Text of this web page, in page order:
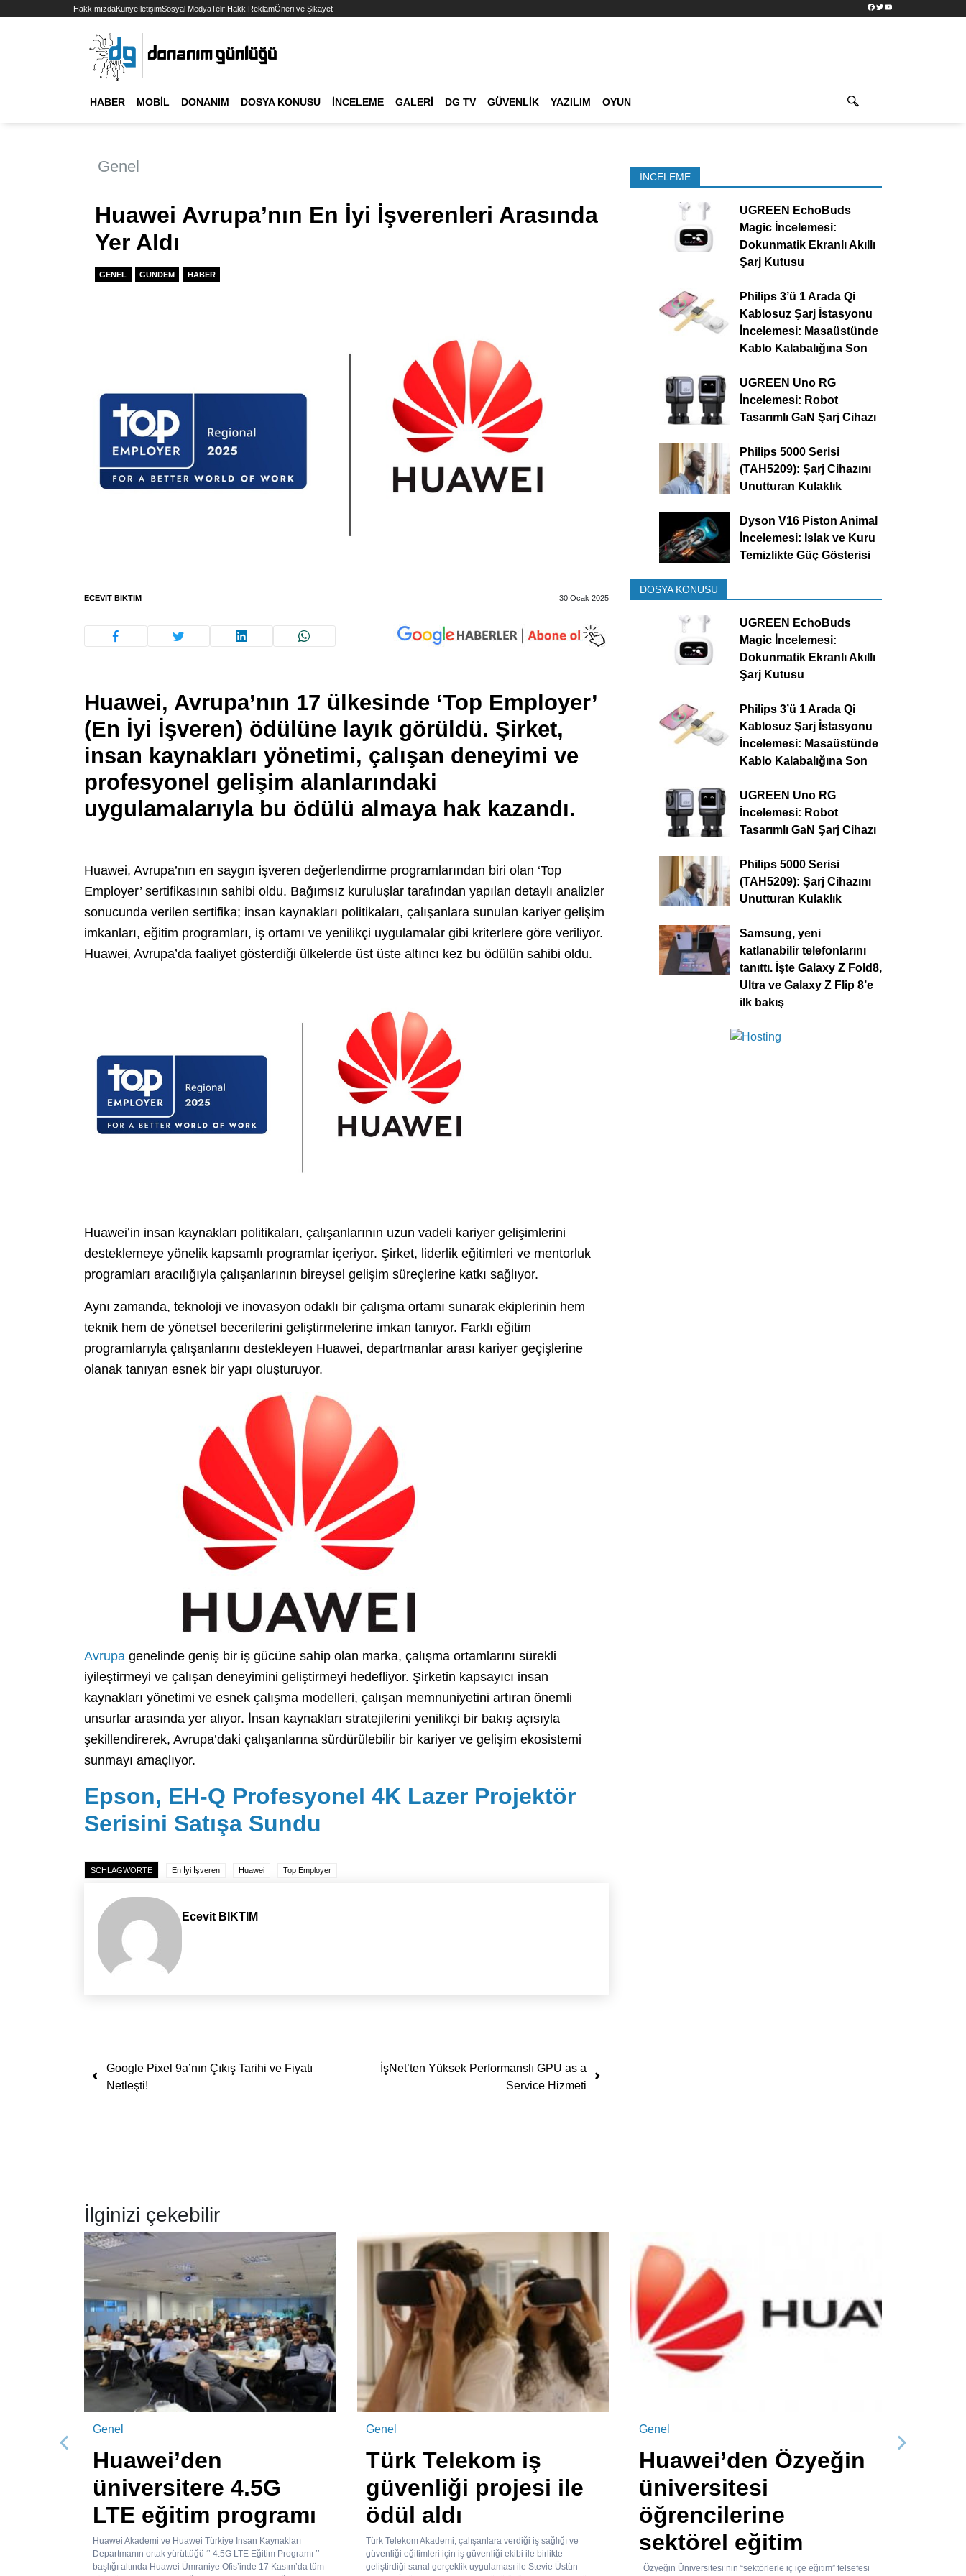
HakkımızdaKünyeİletişimSosyal MedyaTelif HakkıReklamÖneri ve Şikayet Facebook
TwitterYouTube
HABER MOBIL DONANIM DOSYA KONUSU İNCELEME GALERI DG TV GÜVENLIK YAZILIM OYUN
Genel
Huawei Avrupa’nın En İyi İşverenleri Arasında
Yer Aldı
GENEL GUNDEM HABER
ECEVIT BIKTIM 30 Ocak 2025
Huawei, Avrupa’nın 17 ülkesinde ‘Top Employer’
(En İyi İşveren) ödülüne layık görüldü. Şirket,
insan kaynakları yönetimi, çalışan deneyimi ve
profesyonel gelişim alanlarındaki
uygulamalarıyla bu ödülü almaya hak kazandı.
Huawei, Avrupa’nın en saygın işveren değerlendirme programlarından biri olan ‘Top
Employer’ sertifikasının sahibi oldu. Bağımsız kuruluşlar tarafından yapılan detaylı analizler
sonucunda verilen sertifika; insan kaynakları politikaları, çalışanlara sunulan kariyer gelişim
imkanları, eğitim programları, iş ortamı ve yenilikçi uygulamalar gibi kriterlere göre veriliyor.
Huawei, Avrupa’da faaliyet gösterdiği ülkelerde üst üste altıncı kez bu ödülün sahibi oldu.
Huawei’in insan kaynakları politikaları, çalışanlarının uzun vadeli kariyer gelişimlerini
desteklemeye yönelik kapsamlı programlar içeriyor. Şirket, liderlik eğitimleri ve mentorluk
programları aracılığıyla çalışanlarının bireysel gelişim süreçlerine katkı sağlıyor.
Aynı zamanda, teknoloji ve inovasyon odaklı bir çalışma ortamı sunarak ekiplerinin hem
teknik hem de yönetsel becerilerini geliştirmelerine imkan tanıyor. Farklı eğitim
programlarıyla çalışanlarını destekleyen Huawei, departmanlar arası kariyer geçişlerine
olanak tanıyan esnek bir yapı oluşturuyor.
Avrupa genelinde geniş bir iş gücüne sahip olan marka, çalışma ortamlarını sürekli
iyileştirmeyi ve çalışan deneyimini geliştirmeyi hedefliyor. Şirketin kapsayıcı insan
kaynakları yönetimi ve esnek çalışma modelleri, çalışan memnuniyetini artıran önemli
unsurlar arasında yer alıyor. İnsan kaynakları stratejilerini yenilikçi bir bakış açısıyla
şekillendirerek, Avrupa’daki çalışanlarına sürdürülebilir bir kariyer ve gelişim ekosistemi
sunmayı amaçlıyor.
Epson, EH-Q Profesyonel 4K Lazer Projektör
Serisini Satışa Sundu
SCHLAGWORTE En İyi İşveren Huawei Top Employer
Ecevit BIKTIM
Yazı dolaşımı
Google Pixel 9a’nın Çıkış Tarihi ve Fiyatı
Netleşti!
İşNet’ten Yüksek Performanslı GPU as a
Service Hizmeti
İNCELEME
UGREEN EchoBuds
Magic İncelemesi:
Dokunmatik Ekranlı Akıllı
Şarj Kutusu
Philips 3’ü 1 Arada Qi
Kablosuz Şarj İstasyonu
İncelemesi: Masaüstünde
Kablo Kalabalığına Son
UGREEN Uno RG
İncelemesi: Robot
Tasarımlı GaN Şarj Cihazı
Philips 5000 Serisi
(TAH5209): Şarj Cihazını
Unutturan Kulaklık
Dyson V16 Piston Animal
İncelemesi: Islak ve Kuru
Temizlikte Güç Gösterisi
DOSYA KONUSU
UGREEN EchoBuds
Magic İncelemesi:
Dokunmatik Ekranlı Akıllı
Şarj Kutusu
Philips 3’ü 1 Arada Qi
Kablosuz Şarj İstasyonu
İncelemesi: Masaüstünde
Kablo Kalabalığına Son
UGREEN Uno RG
İncelemesi: Robot
Tasarımlı GaN Şarj Cihazı
Philips 5000 Serisi
(TAH5209): Şarj Cihazını
Unutturan Kulaklık
Samsung, yeni
katlanabilir telefonlarını
tanıttı. İşte Galaxy Z Fold8,
Ultra ve Galaxy Z Flip 8’e
ilk bakış
İlginizi çekebilir
Genel
Huawei’den
üniversitere 4.5G
LTE eğitim programı
Huawei Akademi ve Huawei Türkiye İnsan Kaynakları
Departmanın ortak yürüttüğü ‘’ 4.5G LTE Eğitim Programı ’’
başlığı altında Huawei Ümraniye Ofis’inde 17 Kasım’da tüm
Genel
Türk Telekom iş
güvenliği projesi ile
ödül aldı
Türk Telekom Akademi, çalışanlara verdiği iş sağlığı ve
güvenliği eğitimleri için iş güvenliği ekibi ile birlikte
geliştirdiği sanal gerçeklik uygulaması ile Stevie Üstün
Genel
Huawei’den Özyeğin
üniversitesi
öğrencilerine
sektörel eğitim
Özyeğin Üniversitesi’nin “sektörlerle iç içe eğitim” felsefesi
Önceki Sonraki